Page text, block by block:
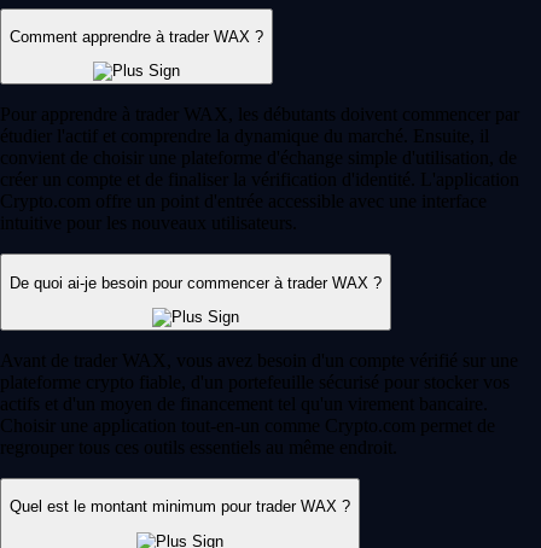
Comment apprendre à trader WAX ?
Pour apprendre à trader WAX, les débutants doivent commencer par
étudier l'actif et comprendre la dynamique du marché. Ensuite, il
convient de choisir une plateforme d'échange simple d'utilisation, de
créer un compte et de finaliser la vérification d'identité. L'application
Crypto.com offre un point d'entrée accessible avec une interface
intuitive pour les nouveaux utilisateurs.
De quoi ai-je besoin pour commencer à trader WAX ?
Avant de trader WAX, vous avez besoin d'un compte vérifié sur une
plateforme crypto fiable, d'un portefeuille sécurisé pour stocker vos
actifs et d'un moyen de financement tel qu'un virement bancaire.
Choisir une application tout-en-un comme Crypto.com permet de
regrouper tous ces outils essentiels au même endroit.
Quel est le montant minimum pour trader WAX ?